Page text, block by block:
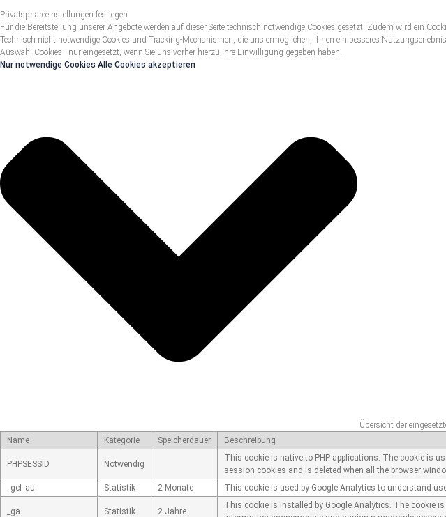
Privatsphäreeinstellungen festlegen
Für die Bereitstellung unserer Angebote werden auf dieser Seite technisch notwendige Cookies gesetzt. Zudem wird ein
Technisch nicht notwendige Cookies und Tracking-Mechanismen, die uns ermöglichen, Ihnen ein besseres
Auswahl-Cookies - nur eingesetzt, wenn Sie uns vorher hierzu Ihre Einwilligung gegeben haben.
Nur notwendige Cookies Alle Cookies akzeptieren
Übersicht der
Name
Kategorie Speicherdauer Beschreibung
PHPSESSID Notwendig
This cookie is native to PHP applications. The cookie is
session cookies and is deleted when all the browser
_gcl_au
Statistik 2 Monate This cookie is used by Google Analytics to understand
_ga Statistik 2 Jahre
This cookie is installed by Google Analytics. The cookie